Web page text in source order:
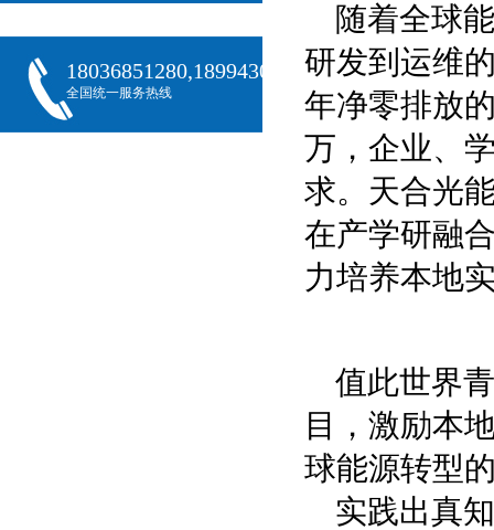
18036851280,18994301288,18068407382
全国统一服务热线
随着全球
研发到运维
年净零排放
万，企业、
求。天合光
在产学研融
力培养本地
值此世界
目，激励本
球能源转型
实践出真